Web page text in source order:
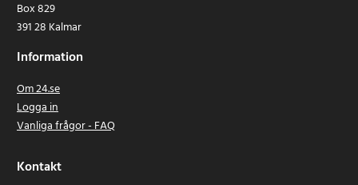
Box 829
391 28 Kalmar
Information
Om 24.se
Logga in
Vanliga frågor - FAQ
Kontakt